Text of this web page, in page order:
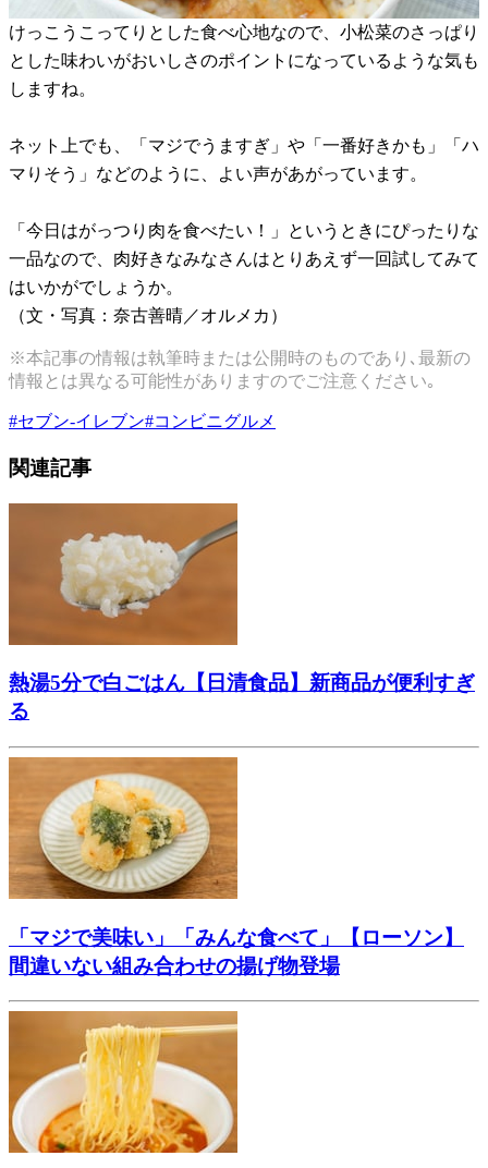
けっこうこってりとした食べ心地なので、小松菜のさっぱり
とした味わいがおいしさのポイントになっているような気も
しますね。
ネット上でも、「マジでうますぎ」や「一番好きかも」「ハ
マりそう」などのように、よい声があがっています。
「今日はがっつり肉を食べたい！」というときにぴったりな
一品なので、肉好きなみなさんはとりあえず一回試してみて
はいかがでしょうか。
（文・写真：奈古善晴／オルメカ）
※本記事の情報は執筆時または公開時のものであり､最新の
情報とは異なる可能性がありますのでご注意ください｡
#セブン-イレブン#コンビニグルメ
関連記事
熱湯5分で白ごはん【日清食品】新商品が便利すぎ
る
「マジで美味い」「みんな食べて」【ローソン】
間違いない組み合わせの揚げ物登場